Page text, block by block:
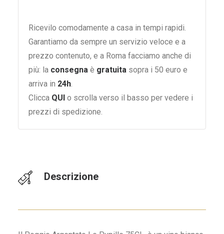
Ricevilo comodamente a casa in tempi rapidi.
Garantiamo da sempre un servizio veloce e a
prezzo contenuto, e a Roma facciamo anche di
più: la consegna è gratuita sopra i 50 euro e
arriva in 24h.
Clicca QUI o scrolla verso il basso per vedere i
prezzi di spedizione.
Descrizione